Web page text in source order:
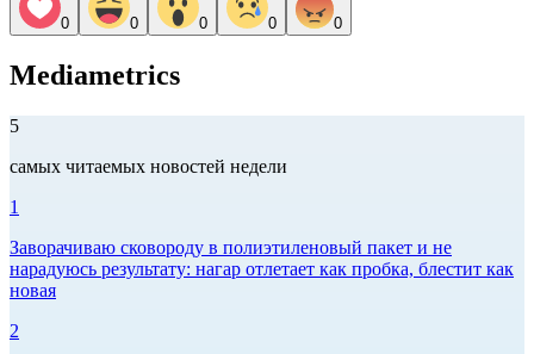
0 0 0 0 0
Mediametrics
5
самых читаемых новостей недели
1
Заворачиваю сковороду в полиэтиленовый пакет и не
нарадуюсь результату: нагар отлетает как пробка, блестит как
новая
2